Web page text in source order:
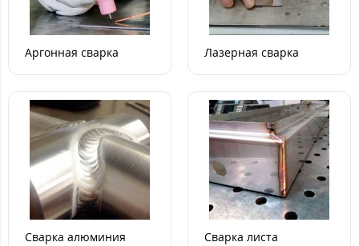
Аргонная сварка Лазерная сварка
Сварка алюминия Сварка листа